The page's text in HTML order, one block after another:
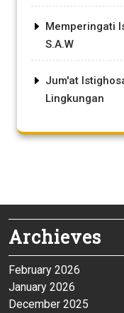
Memperingati
S.A.W
Jum'at
Lingkungan
Archieves
February 2026
January 2026
December 2025